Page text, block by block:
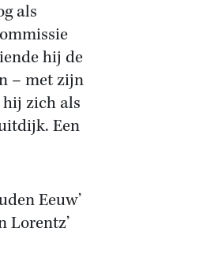
als
hij de
– met zijn
zich als
Een
Eeuw’
Lorentz’